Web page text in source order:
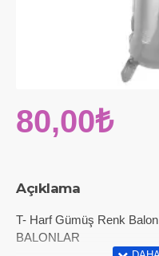
Açıklama
T- Harf Gümüş Renk
BALONLAR
80,00₺